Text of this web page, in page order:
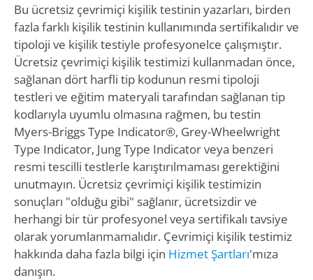
Bu ücretsiz çevrimiçi kişilik testinin yazarları, birden
fazla farklı kişilik testinin kullanımında sertifikalıdır ve
tipoloji ve kişilik testiyle profesyonelce çalışmıştır.
Ücretsiz çevrimiçi kişilik testimizi kullanmadan önce,
sağlanan dört harfli tip kodunun resmi tipoloji
testleri ve eğitim materyali tarafından sağlanan tip
kodlarıyla uyumlu olmasına rağmen, bu testin
Myers-Briggs Type Indicator®, Grey-Wheelwright
Type Indicator, Jung Type Indicator veya benzeri
resmi tescilli testlerle karıştırılmaması gerektiğini
unutmayın. Ücretsiz çevrimiçi kişilik testimizin
sonuçları "olduğu gibi" sağlanır, ücretsizdir ve
herhangi bir tür profesyonel veya sertifikalı tavsiye
olarak yorumlanmamalıdır. Çevrimiçi kişilik testimiz
hakkında daha fazla bilgi için Hizmet Şartları'mıza
danışın.